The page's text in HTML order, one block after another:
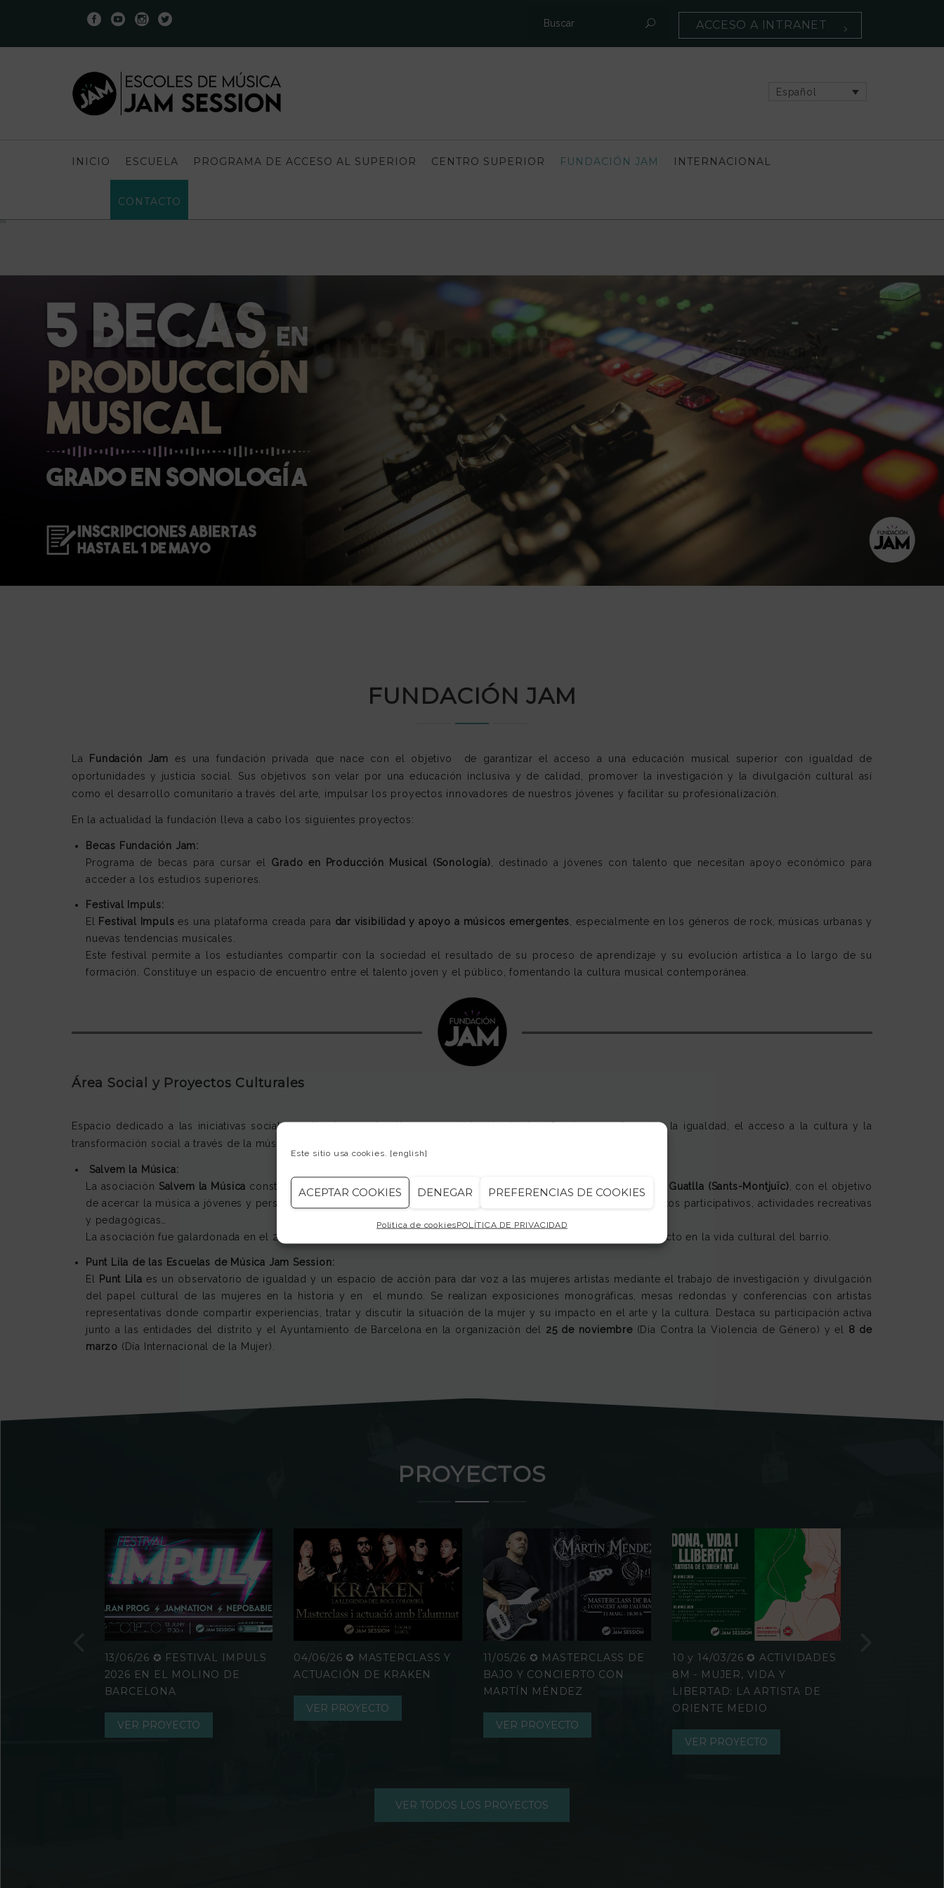
Este sitio usa cookies. [english]
ACEPTAR COOKIES DENEGAR PREFERENCIAS DE COOKIES
Política de cookiesPOLÍTICA DE PRIVACIDAD
ACCESO A INTRANET
Español
INICIO ESCUELA PROGRAMA DE ACCESO AL SUPERIOR CENTRO SUPERIOR FUNDACIÓN JAM INTERNACIONAL
CONTACTO
FUNDACIÓN JAM
La Fundación Jam es una fundación privada que nace con el objetivo de garantizar el acceso a una educación musical superior con igualdad de
oportunidades y justicia social. Sus objetivos son velar por una educación inclusiva y de calidad, promover la investigación y la divulgación cultural así
como el desarrollo comunitario a través del arte, impulsar los proyectos innovadores de nuestros jóvenes y facilitar su profesionalización.
En la actualidad la fundación lleva a cabo los siguientes proyectos:
Becas Fundación Jam:
Programa de becas para cursar el Grado en Producción Musical (Sonología) , destinado a jóvenes con talento que necesitan apoyo económico para
acceder a los estudios superiores.
Festival Impuls:
El Festival Impuls es una plataforma creada para dar visibilidad y apoyo a músicos emergentes , especialmente en los géneros de rock, músicas urbanas y
nuevas tendencias musicales.
Este festival permite a los estudiantes compartir con la sociedad el resultado de su proceso de aprendizaje y su evolución artística a lo largo de su
formación. Constituye un espacio de encuentro entre el talento joven y el público, fomentando la cultura musical contemporánea.
Área Social y Proyectos Culturales
Espacio dedicado a las iniciativas sociales, culturales y educativas promovidas desde Jam Session para fomentar la igualdad, el acceso a la cultura y la
transformación social a través de la música.
Salvem la Música:
La asociación Salvem la Música constituye un espacio cultural y abierto de dinamización del barrio deFont de la Guatlla (Sants-Montjuïc), con el objetivo
de acercar la música a jóvenes y personas mayores mediante talleres musicales, audiciones comentadas, conciertos participativos, actividades recreativas
y pedagógicas…
La asociación fue galardonada en el 2020 con el
por su impacto en la vida cultural del barrio.
Punt Lila de las Escuelas de Música Jam Session:
El Punt Lila es un observatorio de igualdad y un espacio de acción para dar voz a las mujeres artistas mediante el trabajo de investigación y divulgación
del papel cultural de las mujeres en la historia y en el mundo. Se realizan exposiciones monográficas, mesas redondas y conferencias con artistas
representativas donde compartir experiencias, tratar y discutir la situación de la mujer y su impacto en el arte y la cultura. Destaca su participación activa
junto a las entidades del distrito y el Ayuntamiento de Barcelona en la organización del 25 de noviembre(Día Contra la Violencia de Género) y el 8 de
marzo (Día Internacional de la Mujer).
PROYECTOS
13/06/26 ✪ FESTIVAL IMPULS
2026 EN EL MOLINO DE
BARCELONA
VER PROYECTO
04/06/26 ✪ MASTERCLASS Y
ACTUACIÓN DE KRAKEN
VER PROYECTO
11/05/26 ✪ MASTERCLASS DE
BAJO Y CONCIERTO CON
MARTÍN MÉNDEZ
VER PROYECTO
10 y 14/03/26 ✪ ACTIVIDADES
8M - MUJER, VIDA Y
LIBERTAD: LA ARTISTA DE
ORIENTE MEDIO
VER PROYECTO
VER TODOS LOS PROYECTOS